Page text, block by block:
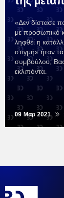
«Δεν δίστασε
με προσωπικό
ληφθεί η
στιγμή» ήταν
συμβούλου,
εκλιπόντα.
09 Μαρ 2021